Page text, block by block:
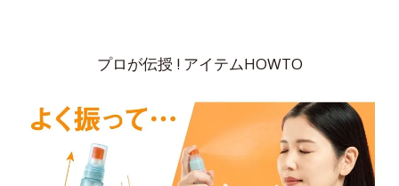
プロが伝授 ! アイテムHOWTO